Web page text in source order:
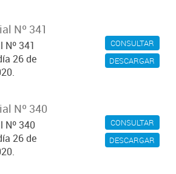
CONSULTAR
DESCARGAR
Nº 341
Nº 341
26 de
CONSULTAR
DESCARGAR
Nº 340
Nº 340
26 de